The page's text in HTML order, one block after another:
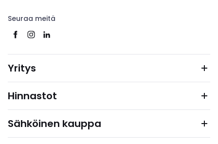
Seuraa meitä
Yritys
Hinnastot
Sähköinen kauppa